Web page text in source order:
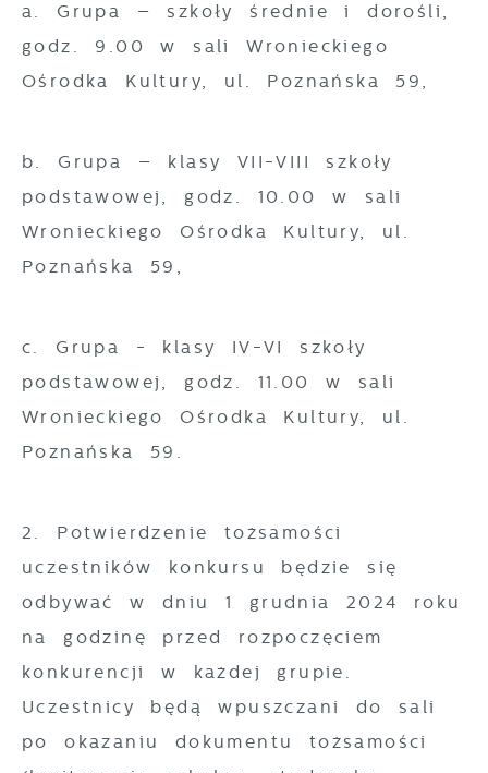
a. Grupa – szkoły średnie i dorośli,
godz. 9.00 w sali Wronieckiego
Ośrodka Kultury, ul. Poznańska 59,
b. Grupa – klasy VII-VIII szkoły
podstawowej, godz. 10.00 w sali
Wronieckiego Ośrodka Kultury, ul.
Poznańska 59,
c. Grupa - klasy IV-VI szkoły
podstawowej, godz. 11.00 w sali
Wronieckiego Ośrodka Kultury, ul.
Poznańska 59.
2. Potwierdzenie tożsamości
uczestników konkursu będzie się
odbywać w dniu 1 grudnia 2024 roku
na godzinę przed rozpoczęciem
konkurencji w każdej grupie.
Uczestnicy będą wpuszczani do sali
po okazaniu dokumentu tożsamości